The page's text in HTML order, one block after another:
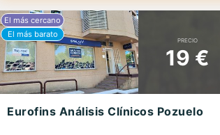
PRECIO
19 €
Eurofins Análisis Clínicos Pozuelo